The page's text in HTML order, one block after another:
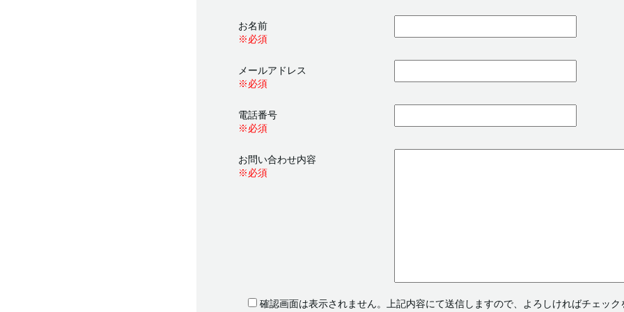
お名前
※必須
メールアドレス
※必須
電話番号
※必須
お問い合わせ内容
※必須
確認画面は表示されません。上記内容にて送信しますので、よろしければチェック